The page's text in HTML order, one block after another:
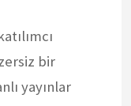
bir
yayınlar